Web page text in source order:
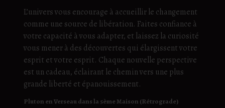
L’univers vous encourage à accueillir le changement
comme une source de libération. Faites confiance à
votre capacité à vous adapter, et laissez la curiosité
vous mener à des découvertes qui élargissent votre
esprit et votre esprit. Chaque nouvelle perspective
est un cadeau, éclairant le chemin vers une plus
grande liberté et épanouissement.
Pluton en Verseau dans la 5ème Maison (Rétrograde)